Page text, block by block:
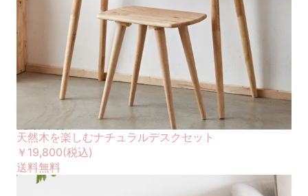
天然木を楽しむナチュラルデスクセット
￥19,800(税込)
送料無料